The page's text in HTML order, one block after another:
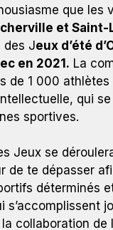
que les
et Saint-
des Jeux d’été
en 2021. La
de 1 000
qui
sportives.
Jeux se
de te dépasser
déterminés
s’accomplissent
collaboration de